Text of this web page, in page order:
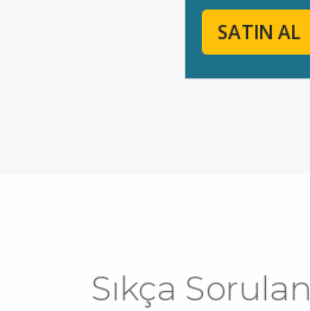
SATIN AL
Sıkça Sorulan